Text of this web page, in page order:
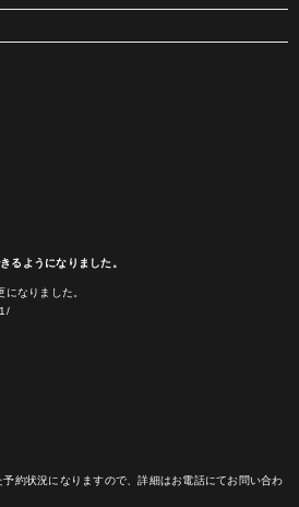
るようになりました。
なりました。
約状況になりますので、詳細はお電話にてお問い合わ